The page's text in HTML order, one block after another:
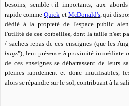
besoins, semble-t-il importants, aux
rapide commeQuick et McDonald's, qui
dédié à la propreté de l'espace public
l'utilité de ces corbeilles, dont la taille n'est
/ sachets-repas de ces enseignes (que les
bags"); leur présence à proximité immédiate
de ces enseignes se débarrassent de leurs
pleines rapidement et donc inutilisables,
alors se répandre sur le sol, contribuant à la